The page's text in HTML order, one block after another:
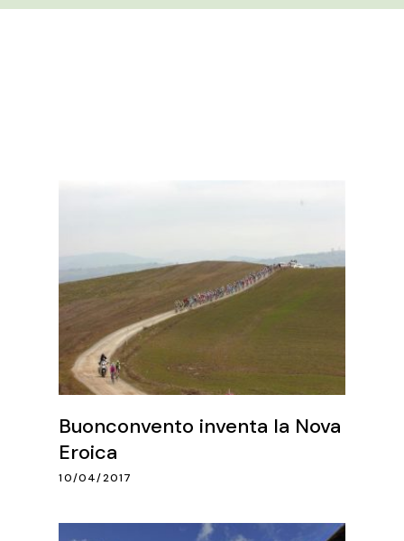
Buonconvento inventa la Nova
Eroica
10/04/2017